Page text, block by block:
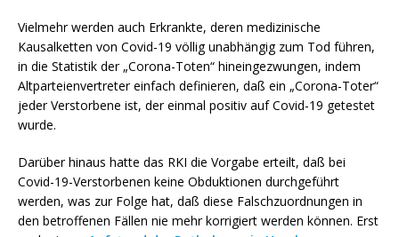
Vielmehr werden auch Erkrankte, deren medizinische
Kausalketten von Covid-19 völlig unabhängig zum Tod führen,
in die Statistik der „Corona-Toten“ hineingezwungen, indem
Altparteienvertreter einfach definieren, daß ein „Corona-Toter“
jeder Verstorbene ist, der einmal positiv auf Covid-19 getestet
wurde.
Darüber hinaus hatte das RKI die Vorgabe erteilt, daß bei
Covid-19-Verstorbenen keine Obduktionen durchgeführt
werden, was zur Folge hat, daß diese Falschzuordnungen in
den betroffenen Fällen nie mehr korrigiert werden können. Erst